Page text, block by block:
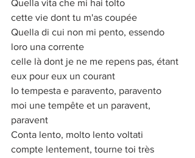
Quella vita che mi hai tolto
cette vie dont tu m'as coupée
Quella di cui non mi pento, essendo
loro una corrente
celle là dont je ne me repens pas, étant
eux pour eux un courant
Io tempesta e paravento, paravento
moi une tempête et un paravent,
paravent
Conta lento, molto lento voltati
compte lentement, tourne toi très